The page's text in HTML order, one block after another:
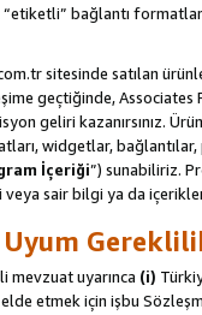
“etiketli” bağlantı
sitesinde satılan
geçtiğinde,
geliri kazanırsınız.
widgetlar,
İçeriği”) sunabiliriz.
sair bilgi ya da içerikleri
Uyum
mevzuat uyarınca (i)
etmek için işbu